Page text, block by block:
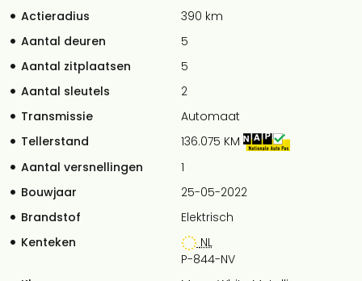
Actieradius
390 km
Aantal deuren
5
Aantal zitplaatsen
5
Aantal sleutels
2
Transmissie
Automaat
Tellerstand
136.075 KM
Aantal versnellingen
1
Bouwjaar
25-05-2022
Brandstof
Elektrisch
Kenteken
NL
P-844-NV